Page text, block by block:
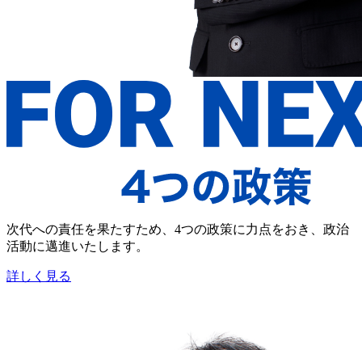
次代への責任を果たすため、4つの政策に力点をおき、政治
活動に邁進いたします。
詳しく見る